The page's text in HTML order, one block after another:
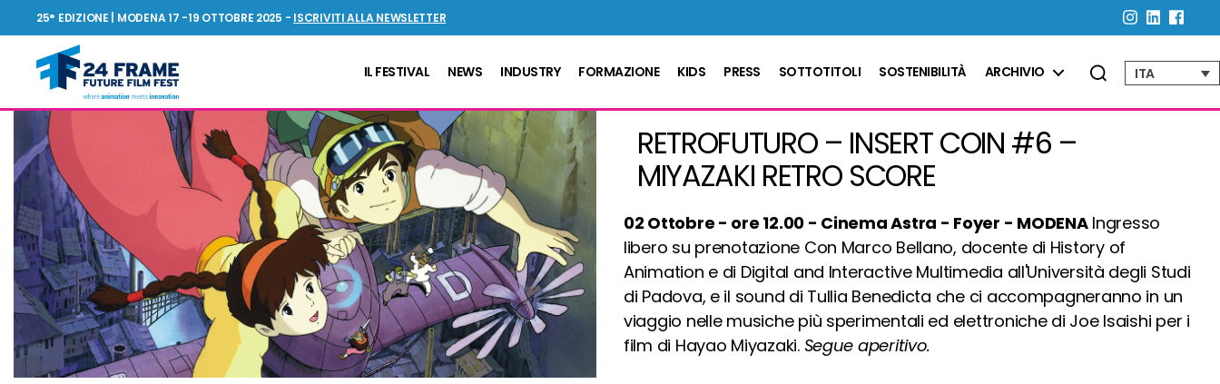
25° EDIZIONE | MODENA 17 -19 OTTOBRE 2025 - ISCRIVITI ALLA NEWSLETTER
24FRAME
Future
Film
Fest
IL FESTIVAL NEWS INDUSTRY FORMAZIONE KIDS PRESS SOTTOTITOLI SOSTENIBILITÀ ARCHIVIO ITA
RETROFUTURO – INSERT COIN #6 –
MIYAZAKI RETRO SCORE
02 Ottobre - ore 12.00 - Cinema Astra - Foyer - MODENAIngresso
libero su prenotazione Con Marco Bellano, docente di History of
Animation e di Digital and Interactive Multimedia all'Università degli Studi
di Padova, e il sound di Tullia Benedicta che ci accompagneranno in un
viaggio nelle musiche più sperimentali ed elettroniche di Joe Isaishi per i
film di Hayao Miyazaki. Segue aperitivo.